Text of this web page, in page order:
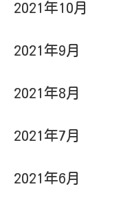
2021年10月
2021年9月
2021年8月
2021年7月
2021年6月